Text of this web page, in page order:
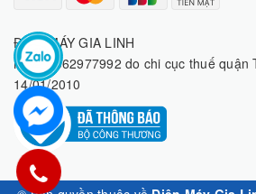
ĐIỆN MÁY GIA LINH
MST: 8062977992 do chi cục thuế quận
14/01/2010